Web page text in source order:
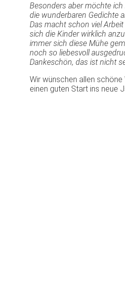
Besonders aber möchte
die wunderbaren Gedichte
Das macht schon viel
sich die Kinder wirklich
immer sich diese Mühe
noch so liebesvoll
Dankeschön, das ist nicht
Wir wünschen allen schöne
einen guten Start ins neue